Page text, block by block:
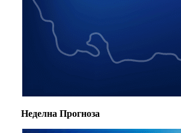
Неделна Прогноза